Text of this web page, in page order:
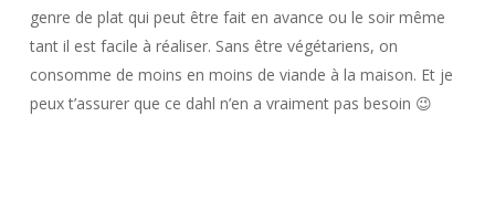
genre de plat qui peut être fait en avance ou le soir même
tant il est facile à réaliser. Sans être végétariens, on
consomme de moins en moins de viande à la maison. Et je
peux t’assurer que ce dahl n’en a vraiment pas besoin 😉